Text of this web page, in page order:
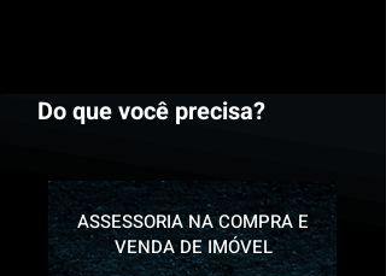
Do que você precisa?
ASSESSORIA NA COMPRA E
VENDA DE IMÓVEL